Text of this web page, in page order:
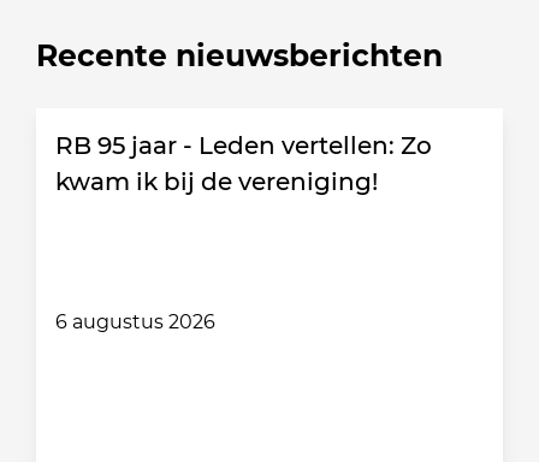
Recente nieuwsberichten
RB 95 jaar - Leden vertellen: Zo
kwam ik bij de vereniging!
6 augustus 2026